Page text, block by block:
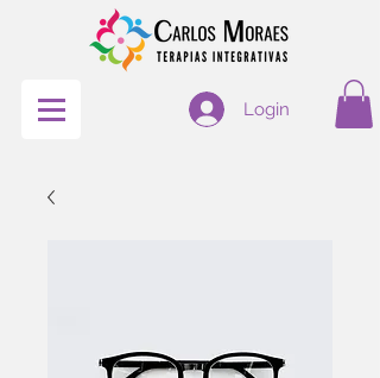
Login